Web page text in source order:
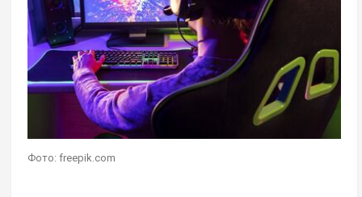
Фото: freepik.com